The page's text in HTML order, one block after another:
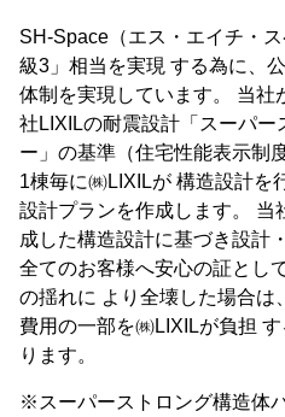
SH-Space（エス・エイチ・
級3」相当を実現 する為に、
体制を実現しています。 当社
社LIXILの耐震設計「スーパー
ー」の基準（住宅性能表示制
1棟毎に㈱LIXILが 構造設計を
設計プランを作成します。 当
成した構造設計に基づき設計
全てのお客様へ安心の証とし
の揺れに より全壊した場合は
費用の一部を㈱LIXILが負担
ります。
※スーパーストロング構造体